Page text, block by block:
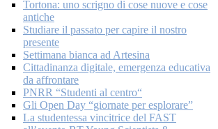
Tortona: uno scrigno di cose nuove e cose
antiche
Studiare il passato per capire il nostro
presente
Settimana bianca ad Artesina
Cittadinanza digitale, emergenza educativa
da affrontare
PNRR “Studenti al centro“
Gli Open Day “giornate per esplorare”
La studentessa vincitrice del FAST